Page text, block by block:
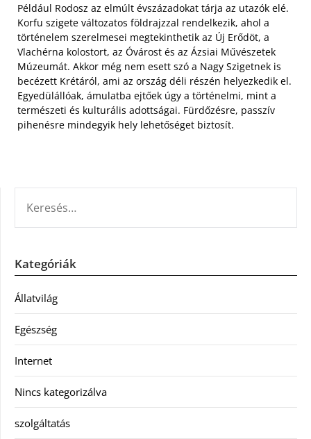
Például Rodosz az elmúlt évszázadokat tárja az utazók elé.
Korfu szigete változatos földrajzzal rendelkezik, ahol a
történelem szerelmesei megtekinthetik az Új Erődöt, a
Vlachérna kolostort, az Óvárost és az Ázsiai Művészetek
Múzeumát. Akkor még nem esett szó a Nagy Szigetnek is
becézett Krétáról, ami az ország déli részén helyezkedik el.
Egyedülállóak, ámulatba ejtőek úgy a történelmi, mint a
természeti és kulturális adottságai. Fürdőzésre, passzív
pihenésre mindegyik hely lehetőséget biztosít.
Kategóriák
Állatvilág
Egészség
Internet
Nincs kategorizálva
szolgáltatás